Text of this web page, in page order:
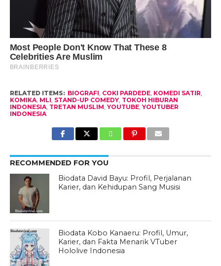
RELATED ITEMS: BIOGRAFI COKI PARDEDE, KOMEDI SATIR
KOMIKA, MLI STAND-UP COMEDY, TOKOH HIBURAN
INDONESIA, TRETAN MUSLIM YOUTUBE, YOUTUBER
INDONESIA
RECOMMENDED FOR YOU
Biodata David Bayu: Profil, Perjalanan
Karier, dan Kehidupan Sang Musisi
Biodata Kobo Kanaeru: Profil, Umur,
Karier, dan Fakta Menarik VTuber
Hololive Indonesia